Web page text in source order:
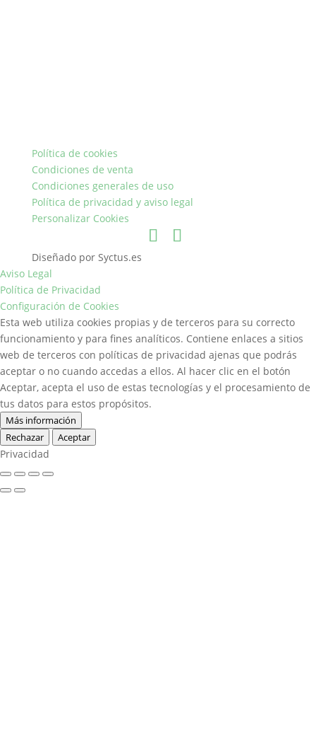
Política de cookies
Condiciones de venta
Condiciones generales de uso
Política de privacidad y aviso legal
Personalizar Cookies
Diseñado por Syctus.es
Aviso Legal
Política de Privacidad
Configuración de Cookies
Esta web utiliza cookies propias y de terceros para su correcto
funcionamiento y para fines analíticos. Contiene enlaces a sitios
web de terceros con políticas de privacidad ajenas que podrás
aceptar o no cuando accedas a ellos. Al hacer clic en el botón
Aceptar, acepta el uso de estas tecnologías y el procesamiento de
tus datos para estos propósitos.
Más información
Rechazar
Aceptar
Privacidad